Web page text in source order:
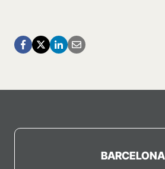
BARCELONA